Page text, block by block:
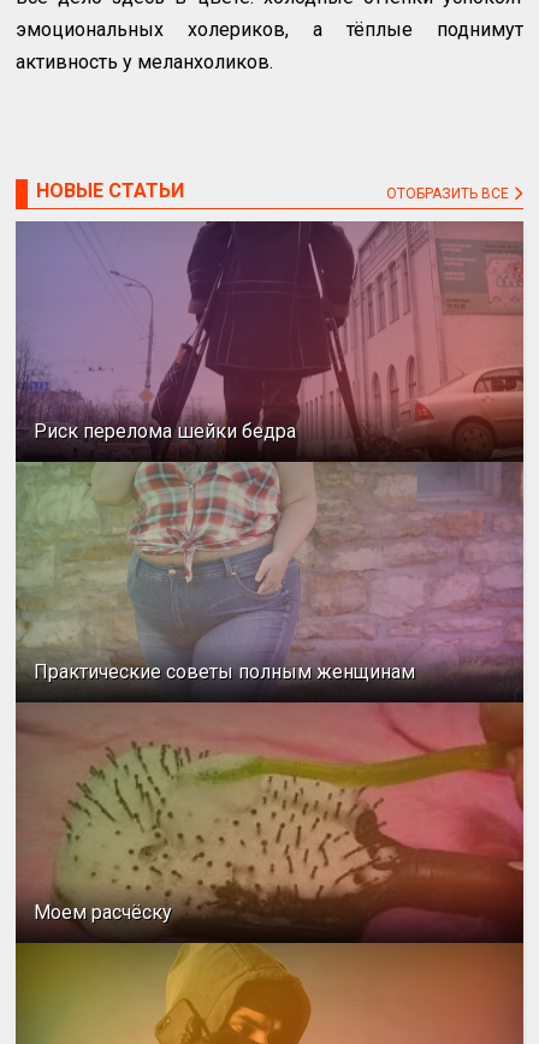
эмоциональных холериков, а тёплые поднимут
активность у меланхоликов.
НОВЫЕ СТАТЬИ ОТОБРАЗИТЬ ВСЕ
Риск перелома шейки бедра
Практические советы полным женщинам
Моем расчёску